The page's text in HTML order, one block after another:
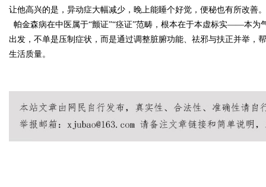
让他高兴的是，异动症大幅减少，晚上能睡个好觉，便秘也有所改善。
帕金森病在中医属于“颤证”“痉证”范畴，根本在于本虚标实——本
出发，不单是压制症状，而是通过调整脏腑功能、祛邪与扶正并举，
生活质量。